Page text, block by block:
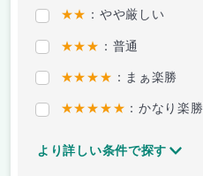
★★ ：やや厳しい
★★★ ：普通
★★★★ ：まぁ楽勝
★★★★★ ：かなり楽勝
より詳しい条件で探す